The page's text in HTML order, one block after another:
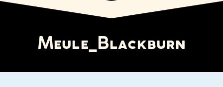
Meule_Blackburn